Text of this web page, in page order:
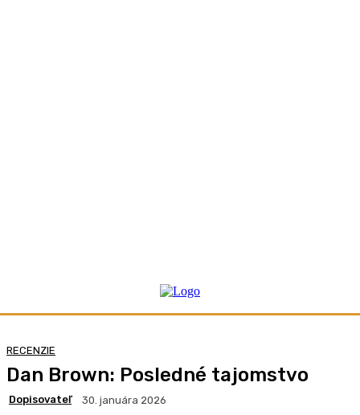
RECENZIE
Dan Brown: Posledné tajomstvo
Dopisovateľ 30. januára 2026